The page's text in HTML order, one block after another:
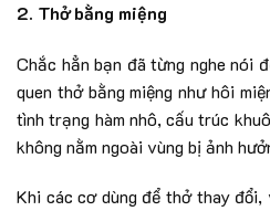
2. Thở bằng miệng
Chắc hẳn bạn đã từng nghe nói
quen thở bằng miệng như hôi
tình trạng hàm nhô, cấu trúc
không nằm ngoài vùng bị ảnh
Khi các cơ dùng để thở thay đổi,